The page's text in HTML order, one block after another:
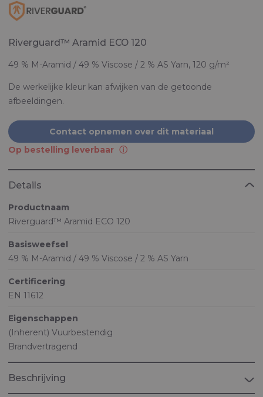
Riverguard™ Aramid ECO 120
49 % M-Aramid / 49 % Viscose / 2 % AS Yarn, 120 g/m²
De werkelijke kleur kan afwijken van de getoonde
afbeeldingen.
Contact opnemen over dit materiaal
Op bestelling leverbaar
Details
Productnaam
Riverguard™ Aramid ECO 120
Basisweefsel
49 % M-Aramid / 49 % Viscose / 2 % AS Yarn
Certificering
EN 11612
Eigenschappen
(Inherent) Vuurbestendig
Brandvertragend
Beschrijving